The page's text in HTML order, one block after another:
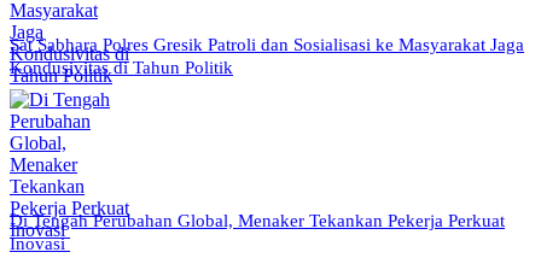
Sat Sabhara Polres Gresik Patroli dan Sosialisasi ke Masyarakat Jaga
Kondusivitas di Tahun Politik
Di Tengah Perubahan Global, Menaker Tekankan Pekerja Perkuat
Inovasi